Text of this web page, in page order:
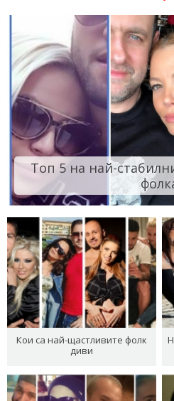
Топ 5 на най-
Кои са най-щастливите фолк
диви